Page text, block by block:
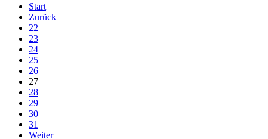
Start
Zurück
22
23
24
25
26
27
28
29
30
31
Weiter